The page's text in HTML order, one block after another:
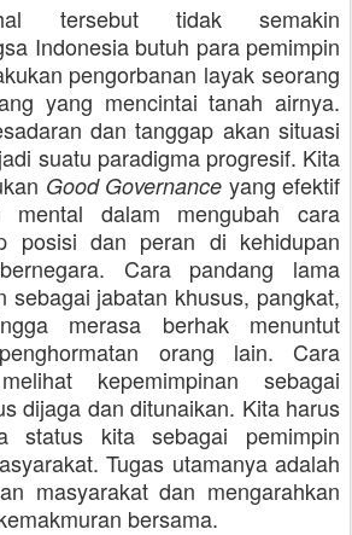
tersebut tidak semakin
Indonesia butuh para pemimpin
pengorbanan layak seorang
yang mencintai tanah airnya.
dan tanggap akan situasi
suatu paradigma progresif. Kita
Good Governance yang efektif
mental dalam mengubah cara
posisi dan peran di kehidupan
Cara pandang lama
sebagai jabatan khusus, pangkat,
merasa berhak menuntut
orang lain. Cara
kepemimpinan sebagai
dijaga dan ditunaikan. Kita harus
status kita sebagai pemimpin
Tugas utamanya adalah
masyarakat dan mengarahkan
bersama.